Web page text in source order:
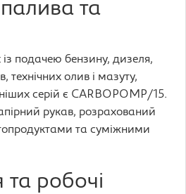
та
подачею бензину, дизеля,
технічних олив і мазуту,
серій є CARBOPOMP/15.
рукав, розрахований
та суміжними
та робочі